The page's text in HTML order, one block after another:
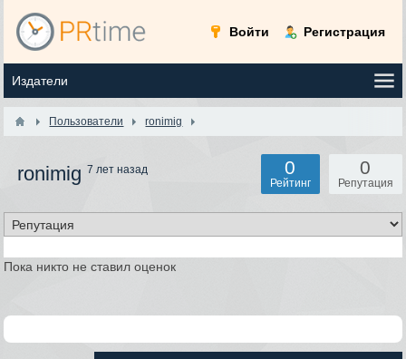
Войти Регистрация
Пользователи ronimig
ronimig 7 лет назад 0
Репутация
0
Рейтинг
Пока никто не ставил оценок